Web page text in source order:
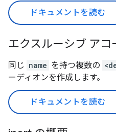
ドキュメントを読む
エクスルーシブ アコ
同じ name を持つ複数の
ーディオンを作成します。
ドキュメントを読む